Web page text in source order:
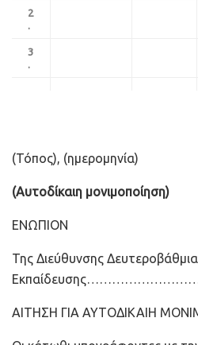
2
.
3
.
(Τόπος), (ημερομηνία)
(Αυτοδίκαιη μονιμοποίηση)
ΕΝΩΠΙΟΝ
Της Διεύθυνσης
ΑΙΤΗΣΗ ΓΙΑ ΑΥΤΟΔΙΚΑΙΗ